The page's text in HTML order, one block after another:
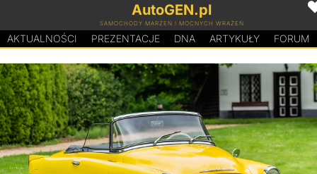
AutoGEN.pl
SAMOCHODY MARZEŃ I MOCNYCH WRAŻEŃ
AKTUALNOŚCI PREZENTACJE DNA ARTYKUŁY FORUM